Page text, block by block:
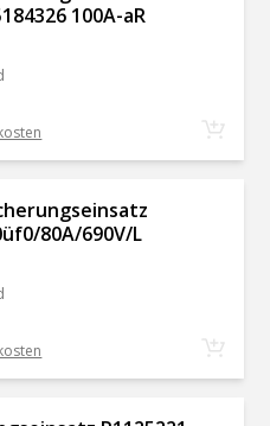
100A-aR
80A/690V/L